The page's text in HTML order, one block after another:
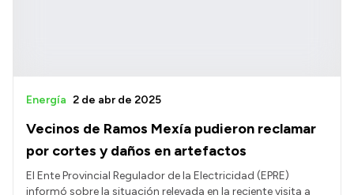
Vecinos de Ramos Mexía pudieron reclamar
por cortes y daños en artefactos
Energía 2 de abr de 2025
El Ente Provincial Regulador de la Electricidad (EPRE)
informó sobre la situación relevada en la reciente visita a